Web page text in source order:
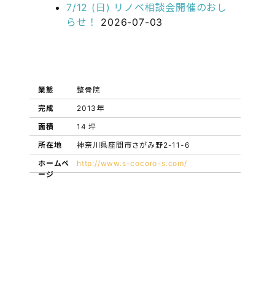
7/12 (日) リノベ相談会開催のおし
らせ！
2026-07-03
業態
整骨院
完成
2013年
面積
14 坪
所在地
神奈川県座間市さがみ野2-11-6
ホームペ
ージ
http://www.s-cocoro-s.com/